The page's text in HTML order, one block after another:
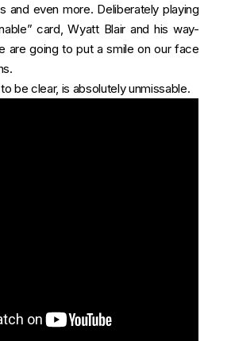
and even more. Deliberately playing
card, Wyatt Blair and his way-
are going to put a smile on our face
be clear, is absolutely unmissable.